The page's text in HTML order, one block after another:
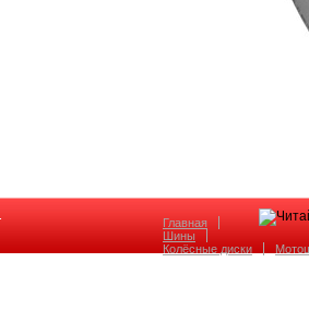
Главная
Шины
Колёсные диски